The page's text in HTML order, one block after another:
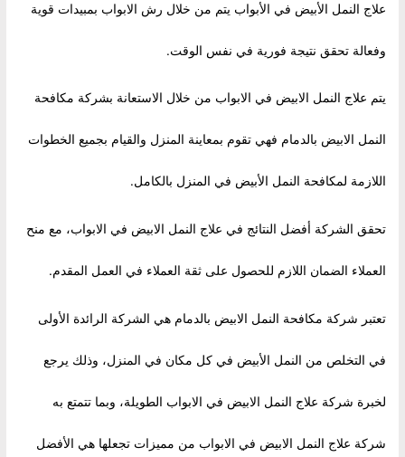
علاج النمل الأبيض في الأبواب يتم من خلال رش الابواب بمبيدات قوية
وفعالة تحقق نتيجة فورية في نفس الوقت.
يتم علاج النمل الابيض في الابواب من خلال الاستعانة بشركة مكافحة
النمل الابيض بالدمام فهي تقوم بمعاينة المنزل والقيام بجميع الخطوات
اللازمة لمكافحة النمل الأبيض في المنزل بالكامل.
تحقق الشركة أفضل النتائج في علاج النمل الابيض في الابواب، مع منح
العملاء الضمان اللازم للحصول على ثقة العملاء في العمل المقدم.
تعتبر شركة مكافحة النمل الابيض بالدمام هي الشركة الرائدة الأولى
في التخلص من النمل الأبيض في كل مكان في المنزل، وذلك يرجع
لخبرة شركة علاج النمل الابيض في الابواب الطويلة، وبما تتمتع به
شركة علاج النمل الابيض في الابواب من مميزات تجعلها هي الأفضل